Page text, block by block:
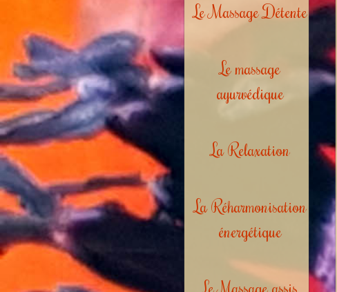
Le Massage Détente
Le massage
ayurvédique
La Relaxation
La Réharmonisation
énergétique
Le Massage assis